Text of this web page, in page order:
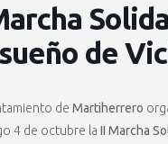
sueño de
de Martiherrero
4 de octubre la II Marcha